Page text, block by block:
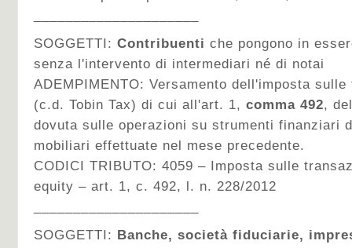
SOGGETTI: Contribuenti che pongono in
senza l'intervento di intermediari né di notai
ADEMPIMENTO: Versamento dell'imposta
(c.d. Tobin Tax) di cui all'art. 1, comma 492,
dovuta sulle operazioni su strumenti finanziari
mobiliari effettuate nel mese precedente.
CODICI TRIBUTO: 4059 – Imposta sulle
equity – art. 1, c. 492, l. n. 228/2012
SOGGETTI: Banche, società fiduciarie,